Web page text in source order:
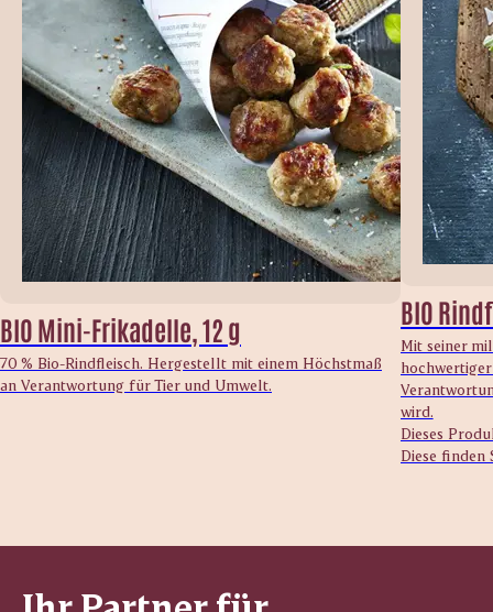
BIO Mini-Frikadelle, 12 g
70 % Bio-Rindfleisch. Hergestellt mit einem Höchstmaß
an Verantwortung für Tier und Umwelt.
BIO
Mit seiner
wird.
Dieses
Diese finden